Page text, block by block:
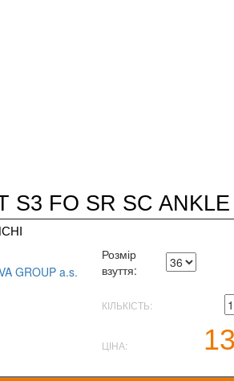
S3 FO SR SC ANKLE
Розмір
взуття:
КІЛЬКІСТЬ:
ЦІНА: